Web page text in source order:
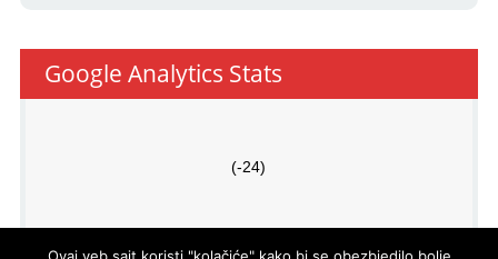
Google Analytics Stats
(-24)